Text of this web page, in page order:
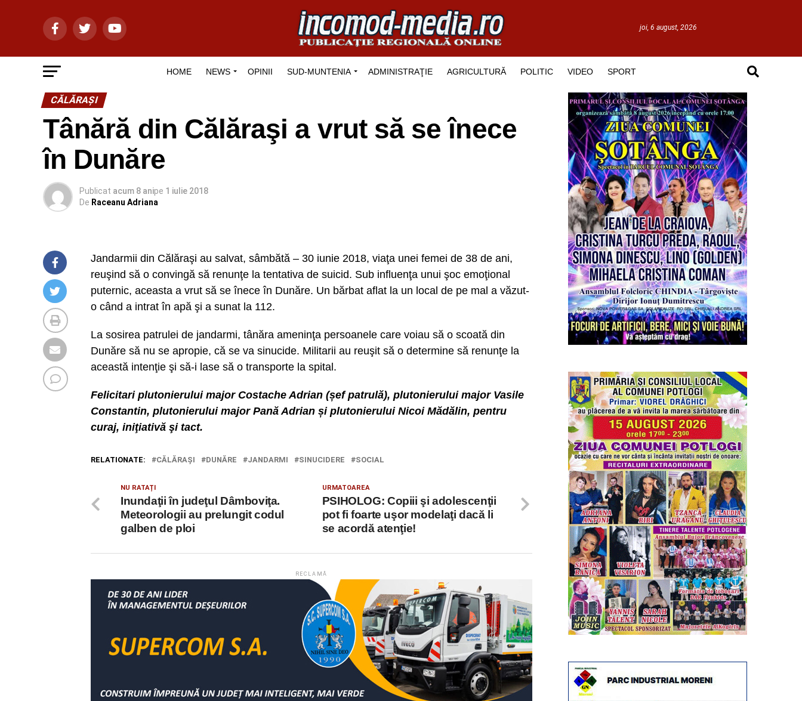
joi, 6 august, 2026
HOME NEWS OPINII SUD-MUNTENIA ADMINISTRAŢIE AGRICULTURĂ POLITIC VIDEO SPORT
CĂLĂRAŞI
Tânără din Călăraşi a vrut să se înece
în Dunăre
Publicat acum 8 anipe 1 iulie 2018
De Raceanu Adriana
Jandarmii din Călăraşi au salvat, sâmbătă – 30 iunie 2018, viaţa unei femei de 38 de ani,
reuşind să o convingă să renunţe la tentativa de suicid. Sub influenţa unui şoc emoţional
puternic, aceasta a vrut să se înece în Dunăre. Un bărbat aflat la un local de pe mal a văzut-
o când a intrat în apă şi a sunat la 112.
La sosirea patrulei de jandarmi, tânăra ameninţa persoanele care voiau să o scoată din
Dunăre să nu se apropie, că se va sinucide. Militarii au reuşit să o determine să renunţe la
această intenţie şi să-i lase să o transporte la spital.
Felicitari plutonierului major Costache Adrian (șef patrulă), plutonierului major Vasile
Constantin, plutonierului major Pană Adrian și plutonierului Nicoi Mădălin, pentru
curaj, iniţiativă şi tact.
RELATIONATE: CĂLĂRAȘI DUNĂRE JANDARMI SINUCIDERE SOCIAL
URMATOAREA
PSIHOLOG: Copiii şi adolescenţii
pot fi foarte uşor modelaţi dacă li
se acordă atenţie!
NU RATAȚI
Inundaţii în judeţul Dâmboviţa.
Meteorologii au prelungit codul
galben de ploi
RECLAMĂ